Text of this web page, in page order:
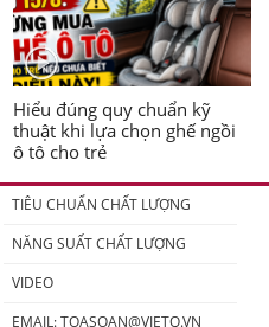
Hiểu đúng quy chuẩn kỹ
thuật khi lựa chọn ghế ngồi
ô tô cho trẻ
TIÊU CHUẨN CHẤT LƯỢNG
NĂNG SUẤT CHẤT LƯỢNG
VIDEO
EMAIL:TOASOAN@VIETQ.VN